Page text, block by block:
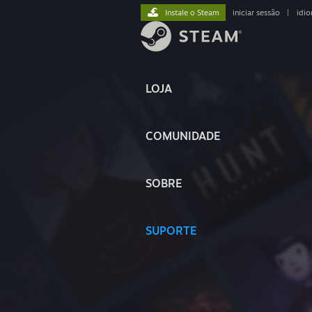
LOJA
COMUNIDADE
SOBRE
SUPORTE
Instale o Steam iniciar sessão